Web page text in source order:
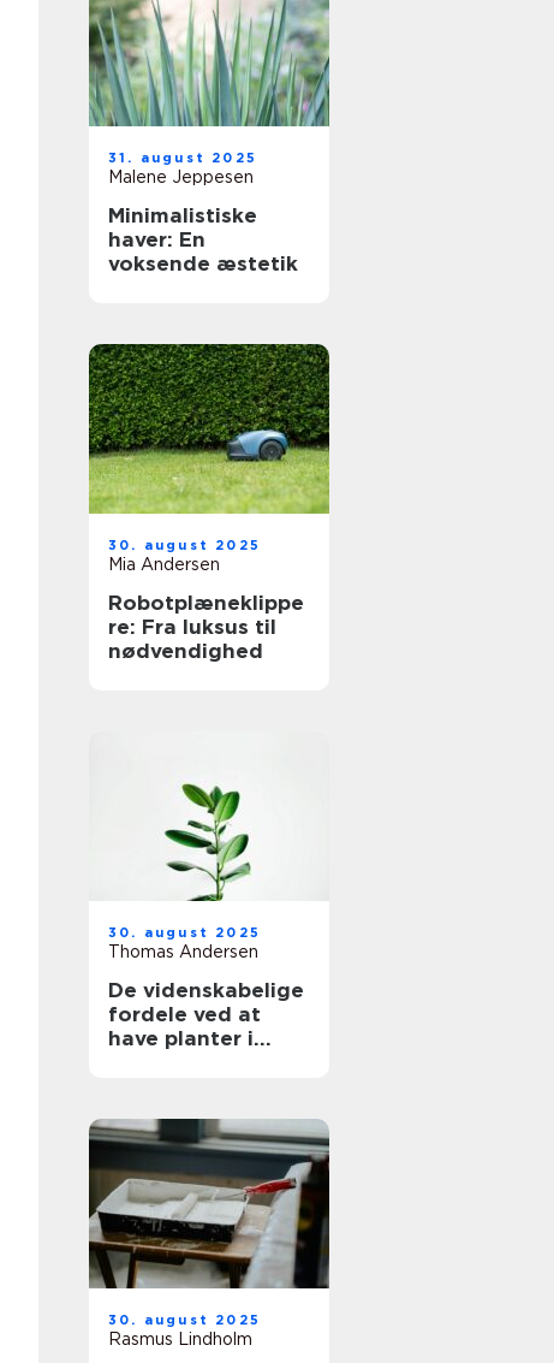
31. august 2025
Malene Jeppesen
Minimalistiske
haver: En
voksende æstetik
30. august 2025
Mia Andersen
Robotplæneklippe
re: Fra luksus til
nødvendighed
30. august 2025
Thomas Andersen
De videnskabelige
fordele ved at
have planter i
30. august 2025
Rasmus Lindholm